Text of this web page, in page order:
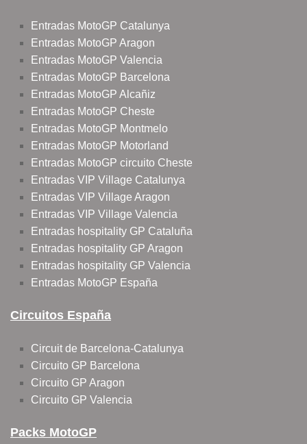
Entradas MotoGP Catalunya
Entradas MotoGP Aragon
Entradas MotoGP Valencia
Entradas MotoGP Barcelona
Entradas MotoGP Alcañiz
Entradas MotoGP Cheste
Entradas MotoGP Montmelo
Entradas MotoGP Motorland
Entradas MotoGP circuito Cheste
Entradas VIP Village Catalunya
Entradas VIP Village Aragon
Entradas VIP Village Valencia
Entradas hospitality GP Cataluña
Entradas hospitality GP Aragon
Entradas hospitality GP Valencia
Entradas MotoGP España
Circuitos España
Circuit de Barcelona-Catalunya
Circuito GP Barcelona
Circuito GP Aragon
Circuito GP Valencia
Packs MotoGP